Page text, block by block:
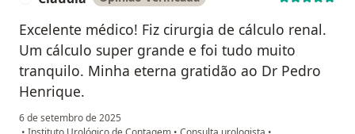
Excelente médico! Fiz cirurgia de cálculo renal.
Um cálculo super grande e foi tudo muito
tranquilo. Minha eterna gratidão ao Dr Pedro
Henrique.
6 de setembro de 2025